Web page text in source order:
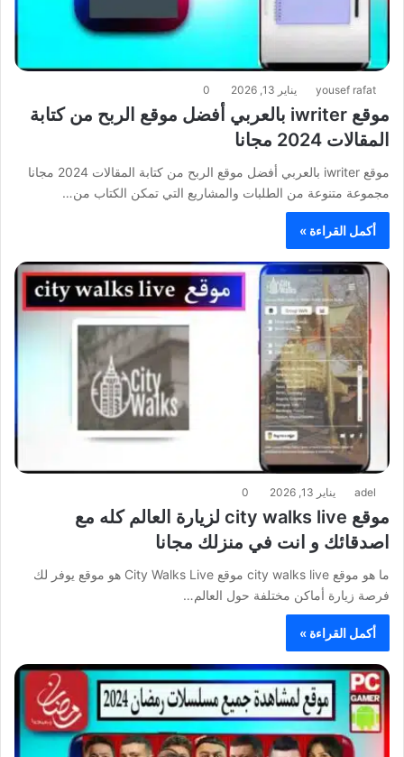
yousef rafat يناير 13, 2026 0
موقع iwriter بالعربي أفضل موقع الربح من كتابة
المقالات 2024 مجانا
موقع iwriter بالعربي أفضل موقع الربح من كتابة المقالات 2024 مجانا
مجموعة متنوعة من الطلبات والمشاريع التي تمكن الكتاب من…
أكمل القراءة »
adel يناير 13, 2026 0
موقع city walks live لزيارة العالم كله مع
اصدقائك و انت في منزلك مجانا
ما هو موقع city walks live موقع City Walks Live هو موقع يوفر لك
فرصة زيارة أماكن مختلفة حول العالم…
أكمل القراءة »